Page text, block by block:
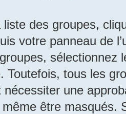
liste des groupes,
votre panneau de
sélectionnez
Toutefois, tous les
nécessiter une
même être